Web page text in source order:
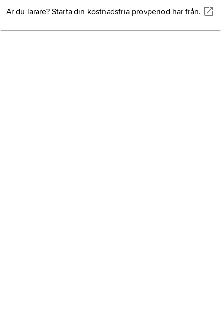
Är du lärare? Starta din kostnadsfria provperiod härifrån.